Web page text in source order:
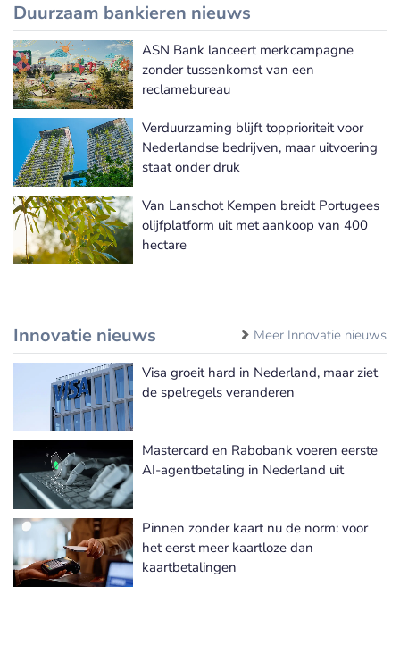
Duurzaam bankieren nieuws
Meer Duurzaam bankieren nieuws
ASN Bank lanceert merkcampagne
zonder tussenkomst van een
reclamebureau
Verduurzaming blijft topprioriteit voor
Nederlandse bedrijven, maar uitvoering
staat onder druk
Van Lanschot Kempen breidt Portugees
olijfplatform uit met aankoop van 400
hectare
Innovatie nieuws Meer Innovatie nieuws
Visa groeit hard in Nederland, maar ziet
de spelregels veranderen
Mastercard en Rabobank voeren eerste
AI-agentbetaling in Nederland uit
Pinnen zonder kaart nu de norm: voor
het eerst meer kaartloze dan
kaartbetalingen